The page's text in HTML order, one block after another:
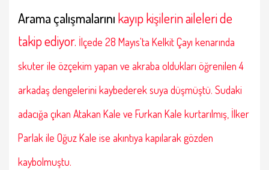
Arama çalışmalarını kayıp kişilerin aileleri de
takip ediyor. İlçede 28 Mayıs'ta Kelkit Çayı kenarında
skuter ile özçekim yapan ve akraba oldukları öğrenilen 4
arkadaş dengelerini kaybederek suya düşmüştü. Sudaki
adacığa çıkan Atakan Kale ve Furkan Kale kurtarılmış, İlker
Parlak ile Oğuz Kale ise akıntıya kapılarak gözden
kaybolmuştu.